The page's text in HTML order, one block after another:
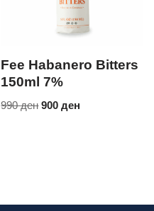
Fee Habanero Bitters
150ml 7%
990ден 900ден